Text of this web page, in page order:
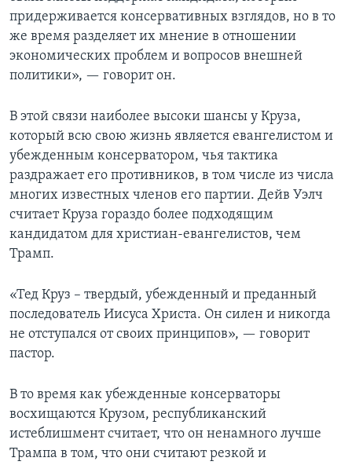
придерживается консервативных взглядов, но в то
же время разделяет их мнение в отношении
экономических проблем и вопросов внешней
политики», — говорит он.
В этой связи наиболее высоки шансы у Круза,
который всю свою жизнь является евангелистом и
убежденным консерватором, чья тактика
раздражает его противников, в том числе из числа
многих известных членов его партии. Дейв Уэлч
считает Круза гораздо более подходящим
кандидатом для христиан-евангелистов, чем
Трамп.
«Тед Круз – твердый, убежденный и преданный
последователь Иисуса Христа. Он силен и никогда
не отступался от своих принципов», — говорит
пастор.
В то время как убежденные консерваторы
восхищаются Крузом, республиканский
истеблишмент считает, что он ненамного лучше
Трампа в том, что они считают резкой и